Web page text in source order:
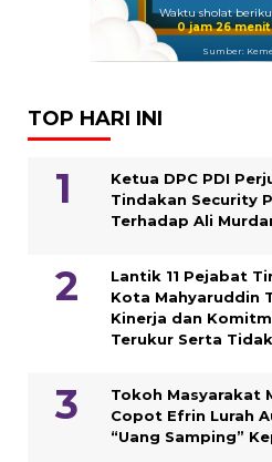
Waktu sholat
0 jam 26 menit
Sumber:
TOP HARI INI
Ketua DPC PDI
Tindakan Security
Terhadap Ali
Lantik 11 Pejabat
Kota Mahyaruddin
Kinerja dan
Terukur Serta
Tokoh Masyarakat
Copot Efrin Lurah
“Uang Samping”